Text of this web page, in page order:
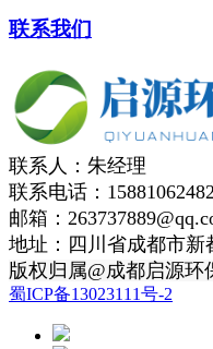
联系我们
联系人：朱经理
联系电话：15881062482
邮箱：
地址：四川省成都市新
版权归属@成都启源环
蜀ICP备13023111号-2